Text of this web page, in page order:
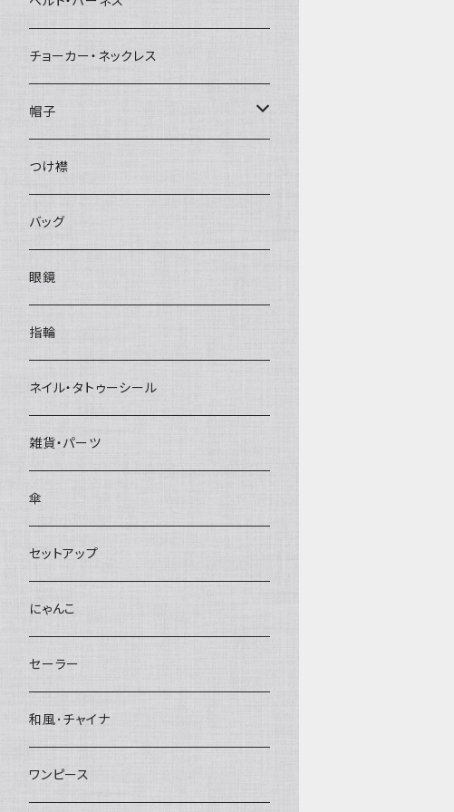
チョーカー・ネックレス
帽子
ベレー帽
つけ襟
バッグ
眼鏡
指輪
ネイル・タトゥーシール
雑貨・パーツ
傘
セットアップ
にゃんこ
セーラー
和風･チャイナ
ワンピース